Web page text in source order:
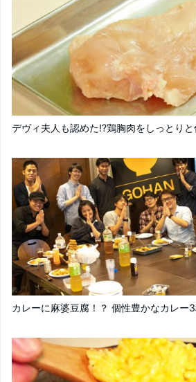
デヴィ夫人も認めた!?鶏胸肉をしっとり
カレーに麻婆豆腐！？ 個性豊かなカレー